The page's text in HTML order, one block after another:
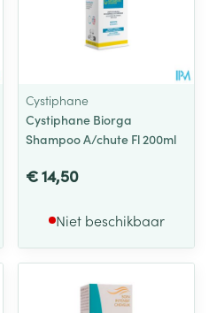
Cystiphane
Cystiphane Biorga
Shampoo A/chute Fl 200ml
€ 14,50
Niet beschikbaar